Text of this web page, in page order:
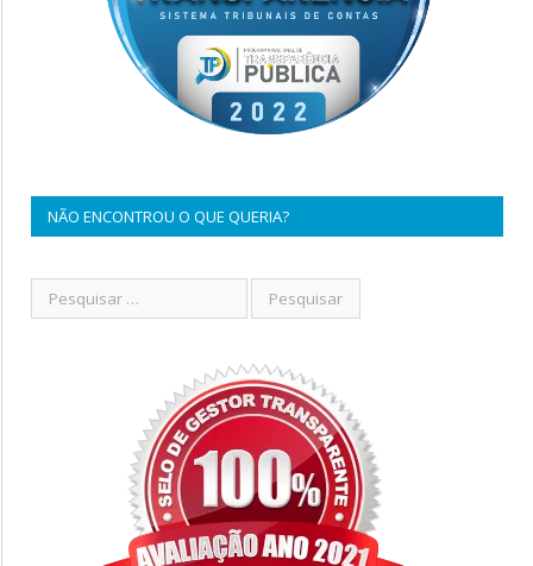
NÃO ENCONTROU O QUE QUERIA?